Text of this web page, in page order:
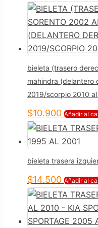
bieleta (trasero
mahindra (delantero
2019/scorpio 2010
$10.900 Añadir al
bieleta trasera
$14.500 Añadir al